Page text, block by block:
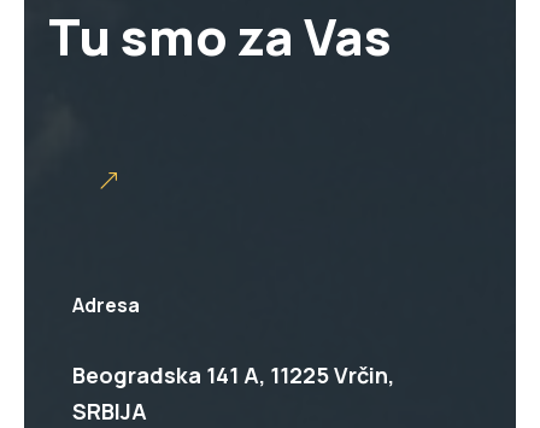
Tu smo za Vas
Adresa
Beogradska 141 A, 11225 Vrčin,
SRBIJA